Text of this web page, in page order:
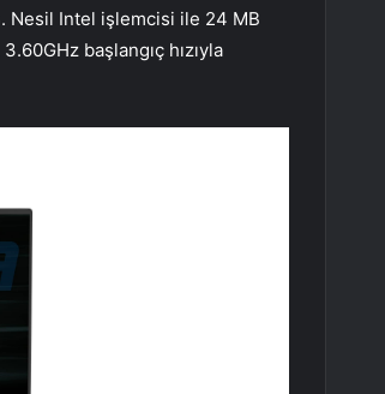
Nesil Intel işlemcisi ile 24 MB
başlangıç hızıyla